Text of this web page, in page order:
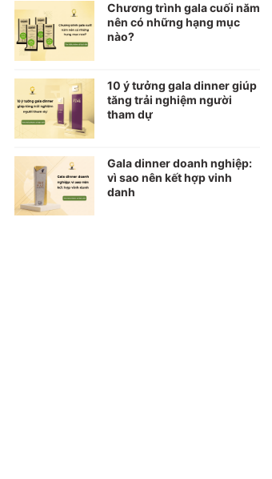
Chương trình gala cuối năm
nên có những hạng mục
nào?
10 ý tưởng gala dinner giúp
tăng trải nghiệm người
tham dự
Gala dinner doanh nghiệp:
vì sao nên kết hợp vinh
danh